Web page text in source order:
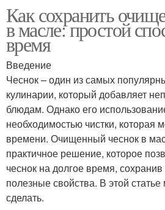
Как сохранить
в масле: простой
время
Введение
Чеснок – один из самых
кулинарии, который добавляет
блюдам. Однако его
необходимостью чистки, которая
времени. Очищенный чеснок в
практичное решение, которое
чеснок на долгое время,
полезные свойства. В этой
сделать.